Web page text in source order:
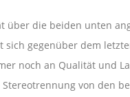
über die beiden unten
sich gegenüber dem
noch an Qualität und
von den